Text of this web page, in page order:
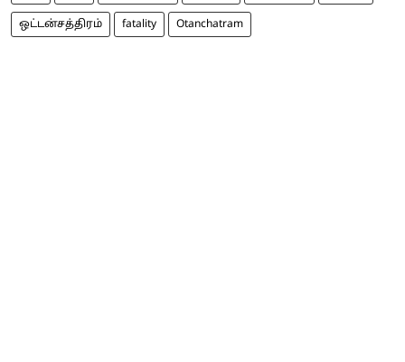
ஒட்டன்சத்திரம் fatality Otanchatram